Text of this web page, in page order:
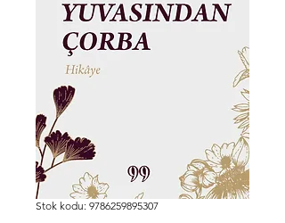
Stok kodu: 9786259895307